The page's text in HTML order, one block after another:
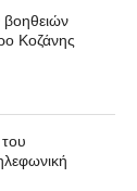
βοηθειών
Κοζάνης